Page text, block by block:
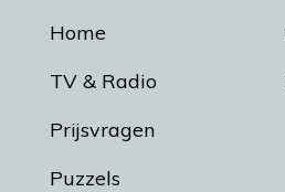
Home
TV & Radio
Prijsvragen
Puzzels